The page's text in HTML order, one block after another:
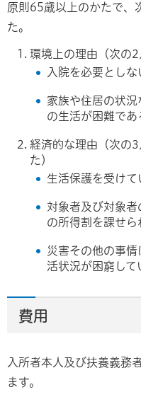
原則65歳以上のかたで、
た。
環境上の理由（次の2
入院を必要としな
家族や住居の状
の生活が困難であ
経済的な理由（次の
た）
生活保護を受けて
対象者及び対象
の所得割を課せら
災害その他の事
活状況が困窮して
費用
入所者本人及び扶養義務
ます。